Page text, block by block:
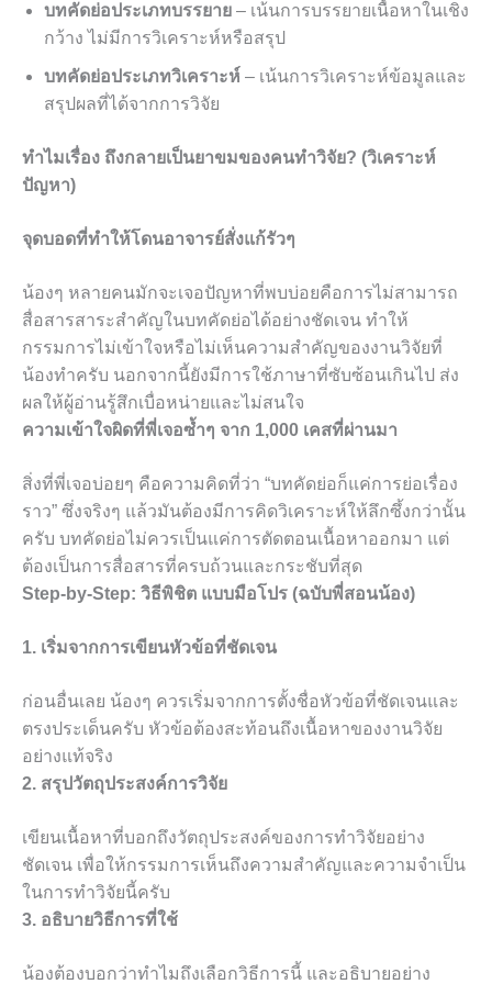
บทคัดย่อประเภทบรรยาย – เน้นการบรรยายเนื้อหาในเชิง
กว้าง ไม่มีการวิเคราะห์หรือสรุป
บทคัดย่อประเภทวิเคราะห์ – เน้นการวิเคราะห์ข้อมูลและ
สรุปผลที่ได้จากการวิจัย
ทำไมเรื่อง ถึงกลายเป็นยาขมของคนทำวิจัย? (วิเคราะห์
ปัญหา)
จุดบอดที่ทำให้โดนอาจารย์สั่งแก้รัวๆ
น้องๆ หลายคนมักจะเจอปัญหาที่พบบ่อยคือการไม่สามารถ
สื่อสารสาระสำคัญในบทคัดย่อได้อย่างชัดเจน ทำให้
กรรมการไม่เข้าใจหรือไม่เห็นความสำคัญของงานวิจัยที่
น้องทำครับ นอกจากนี้ยังมีการใช้ภาษาที่ซับซ้อนเกินไป ส่ง
ผลให้ผู้อ่านรู้สึกเบื่อหน่ายและไม่สนใจ
ความเข้าใจผิดที่พี่เจอซ้ำๆ จาก 1,000 เคสที่ผ่านมา
สิ่งที่พี่เจอบ่อยๆ คือความคิดที่ว่า “บทคัดย่อก็แค่การย่อเรื่อง
ราว” ซึ่งจริงๆ แล้วมันต้องมีการคิดวิเคราะห์ให้ลึกซึ้งกว่านั้น
ครับ บทคัดย่อไม่ควรเป็นแค่การตัดตอนเนื้อหาออกมา แต่
ต้องเป็นการสื่อสารที่ครบถ้วนและกระชับที่สุด
Step-by-Step: วิธีพิชิต แบบมือโปร (ฉบับพี่สอนน้อง)
1. เริ่มจากการเขียนหัวข้อที่ชัดเจน
ก่อนอื่นเลย น้องๆ ควรเริ่มจากการตั้งชื่อหัวข้อที่ชัดเจนและ
ตรงประเด็นครับ หัวข้อต้องสะท้อนถึงเนื้อหาของงานวิจัย
อย่างแท้จริง
2. สรุปวัตถุประสงค์การวิจัย
เขียนเนื้อหาที่บอกถึงวัตถุประสงค์ของการทำวิจัยอย่าง
ชัดเจน เพื่อให้กรรมการเห็นถึงความสำคัญและความจำเป็น
ในการทำวิจัยนี้ครับ
3. อธิบายวิธีการที่ใช้
น้องต้องบอกว่าทำไมถึงเลือกวิธีการนี้ และอธิบายอย่าง